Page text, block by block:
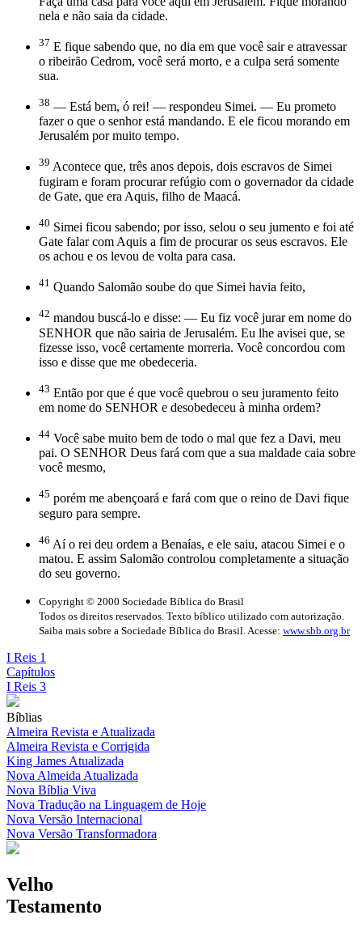
nela e não saia da cidade.
37 E fique sabendo que, no dia em que você sair e atravessar
o ribeirão Cedrom, você será morto, e a culpa será somente
sua.
38 — Está bem, ó rei! — respondeu Simei. — Eu prometo
fazer o que o senhor está mandando. E ele ficou morando em
Jerusalém por muito tempo.
39 Acontece que, três anos depois, dois escravos de Simei
fugiram e foram procurar refúgio com o governador da cidade
de Gate, que era Aquis, filho de Maacá.
40 Simei ficou sabendo; por isso, selou o seu jumento e foi até
Gate falar com Aquis a fim de procurar os seus escravos. Ele
os achou e os levou de volta para casa.
41 Quando Salomão soube do que Simei havia feito,
42 mandou buscá-lo e disse: — Eu fiz você jurar em nome do
SENHOR que não sairia de Jerusalém. Eu lhe avisei que, se
fizesse isso, você certamente morreria. Você concordou com
isso e disse que me obedeceria.
43 Então por que é que você quebrou o seu juramento feito
em nome do SENHOR e desobedeceu à minha ordem?
44 Você sabe muito bem de todo o mal que fez a Davi, meu
pai. O SENHOR Deus fará com que a sua maldade caia sobre
você mesmo,
45 porém me abençoará e fará com que o reino de Davi fique
seguro para sempre.
46 Aí o rei deu ordem a Benaías, e ele saiu, atacou Simei e o
matou. E assim Salomão controlou completamente a situação
do seu governo.
Copyright © 2000 Sociedade Bíblica do Brasil
Todos os direitos reservados. Texto bíblico utilizado com autorização.
Saiba mais sobre a Sociedade Bíblica do Brasil. Acesse: www.sbb.org.br
I Reis 1
Capítulos
I Reis 3
Bíblias
Almeira Revista e Atualizada
Almeira Revista e Corrigida
King James Atualizada
Nova Almeida Atualizada
Nova Bíblia Viva
Nova Tradução na Linguagem de Hoje
Nova Versão Internacional
Nova Versão Transformadora
Velho
Testamento